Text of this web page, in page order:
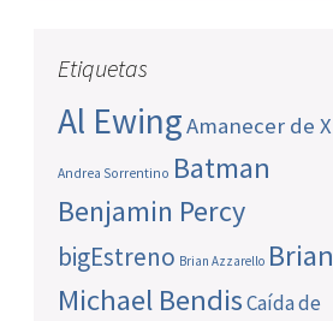
Etiquetas
Al EwingAmanecer de X
Andrea Sorrentino Batman
Benjamin Percy
bigEstreno Brian Azzarello Brian
Michael BendisCaída de